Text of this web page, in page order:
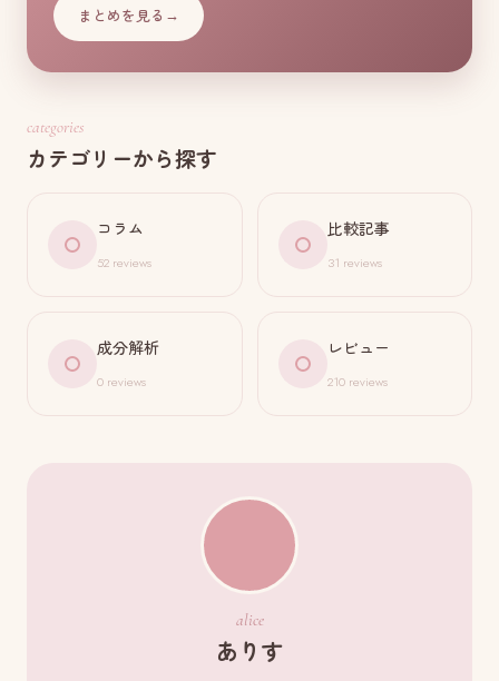
まとめを見る →
categories
カテゴリーから探す
コラム
52 reviews
比較記事
31 reviews
成分解析
0 reviews
レビュー
210 reviews
alice
ありす